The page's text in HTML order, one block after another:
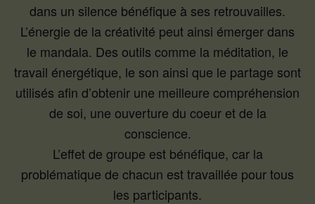
dans un silence bénéfique à ses retrouvailles.
L’énergie de la créativité peut ainsi émerger dans
le mandala. Des outils comme la méditation, le
travail énergétique, le son ainsi que le partage sont
utilisés afin d’obtenir une meilleure compréhension
de soi, une ouverture du coeur et de la
conscience.
L’effet de groupe est bénéfique, car la
problématique de chacun est travaillée pour tous
les participants.